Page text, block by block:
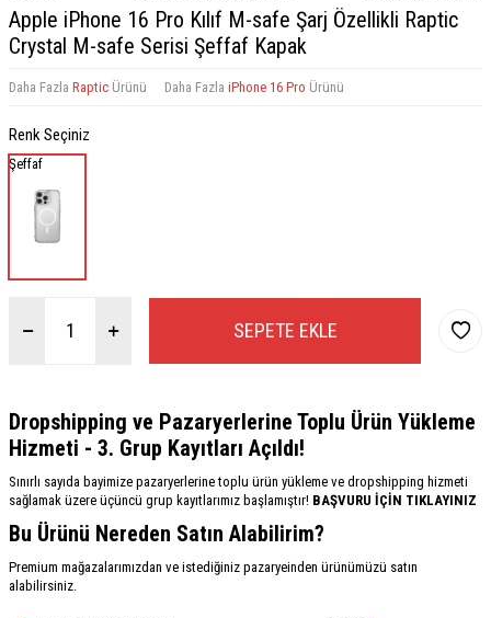
Apple iPhone 16 Pro Kılıf M-safe Şarj Özellikli Raptic
Crystal M-safe Serisi Şeffaf Kapak
Daha Fazla Raptic Ürünü Daha Fazla iPhone 16 Pro Ürünü
Renk Seçiniz
Şeffaf
SEPETE EKLE
Dropshipping ve Pazaryerlerine Toplu Ürün Yükleme
Hizmeti - 3. Grup Kayıtları Açıldı!
Sınırlı sayıda bayimize pazaryerlerine toplu ürün yükleme ve dropshipping hizmeti
sağlamak üzere üçüncü grup kayıtlarımız başlamıştır! BAŞVURU İÇİN TIKLAYINIZ
Bu Ürünü Nereden Satın Alabilirim?
Premium mağazalarımızdan ve istediğiniz pazaryeinden ürünümüzü satın
alabilirsiniz.